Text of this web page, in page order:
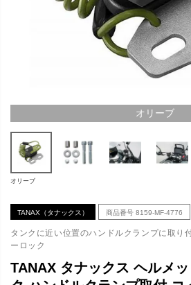
オリーブ
オリーブ
TANAX（タナックス） 商品番号 8159-MF-4776
タンクに近い位置のハンドルクランプに取り
ーロック
TANAX タナックス ヘルメ